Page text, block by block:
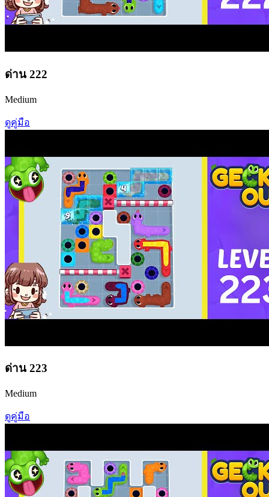
ด่าน 222
Medium
ดูคู่มือ
ด่าน 223
Medium
ดูคู่มือ